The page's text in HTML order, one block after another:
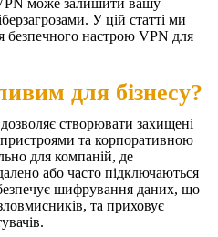
може залишити вашу
У цій статті ми
безпечного настрою VPN для
для бізнесу?
створювати захищені
та корпоративною
для компаній, де
або часто підключаються
шифрування даних, що
та приховує